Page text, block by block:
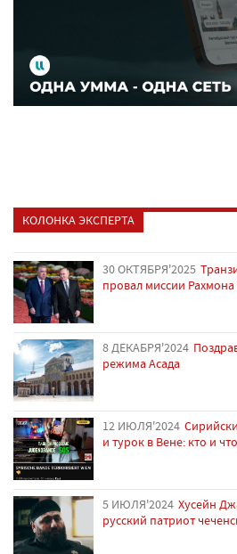
КОЛОНКА ЭКСПЕРТА
30 ОКТЯБРЯ'2025
провал миссии
8 ДЕКАБРЯ'2024
режима Асада
12 ИЮЛЯ'2024
и турок в Вене: кто и
5 ИЮЛЯ'2024 Хусейн
русский патриот